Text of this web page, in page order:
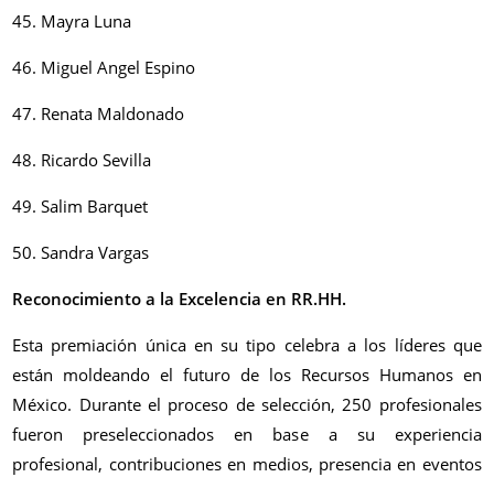
45. Mayra Luna
46. Miguel Angel Espino
47. Renata Maldonado
48. Ricardo Sevilla
49. Salim Barquet
50. Sandra Vargas
Reconocimiento a la Excelencia en RR.HH.
Esta premiación única en su tipo celebra a los líderes que
están moldeando el futuro de los Recursos Humanos en
México. Durante el proceso de selección, 250 profesionales
fueron preseleccionados en base a su experiencia
profesional, contribuciones en medios, presencia en eventos